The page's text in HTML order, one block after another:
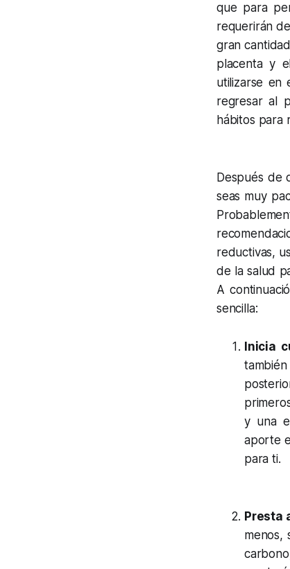
que para
requerirán
gran
placenta y
utilizarse en
regresar al
hábitos para
Después de
seas muy
reductivas,
de la salud
A
sencilla:
Inicia
y una
aporte
para ti.
Presta
menos,